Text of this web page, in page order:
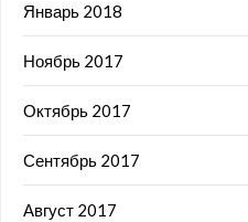
Январь 2018
Ноябрь 2017
Октябрь 2017
Сентябрь 2017
Август 2017